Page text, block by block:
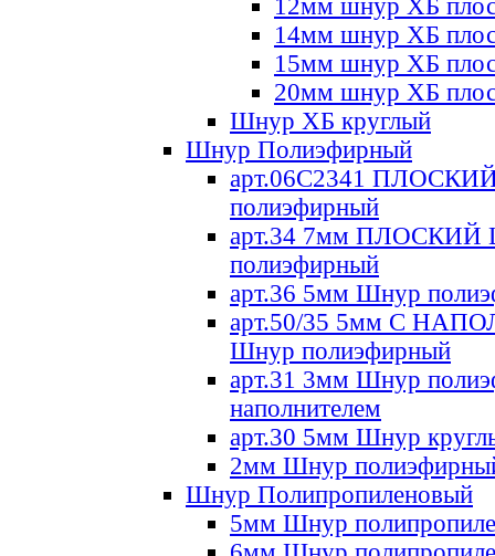
12мм шнур ХБ
14мм шнур ХБ
15мм шнур ХБ
20мм шнур ХБ
Шнур ХБ круглый
Шнур Полиэфирный
арт.06С2341
полиэфирный
арт.34 7мм ПЛОСКИЙ
полиэфирный
арт.36 5мм Шнур
арт.50/35 5мм С
Шнур полиэфирный
арт.31 3мм Шнур
наполнителем
арт.30 5мм Шнур
2мм Шнур
Шнур Полипропиленовый
5мм Шнур